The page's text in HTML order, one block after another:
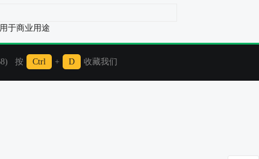
于商业用途
按 Ctrl + D 收藏我们